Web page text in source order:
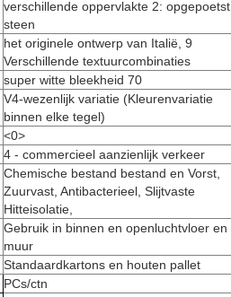
verschillende oppervlakte 2: opgepoetst,
steen
het originele ontwerp van Italië, 9
Verschillende textuurcombinaties
super witte bleekheid 70
V4-wezenlijk variatie (Kleurenvariatie
binnen elke tegel)
<0>
4 - commercieel aanzienlijk verkeer
Chemische bestand bestand en Vorst,
Zuurvast, Antibacterieel, Slijtvaste
Hitteisolatie,
Gebruik in binnen en openluchtvloer en
muur
Standaardkartons en houten pallet
PCs/ctn